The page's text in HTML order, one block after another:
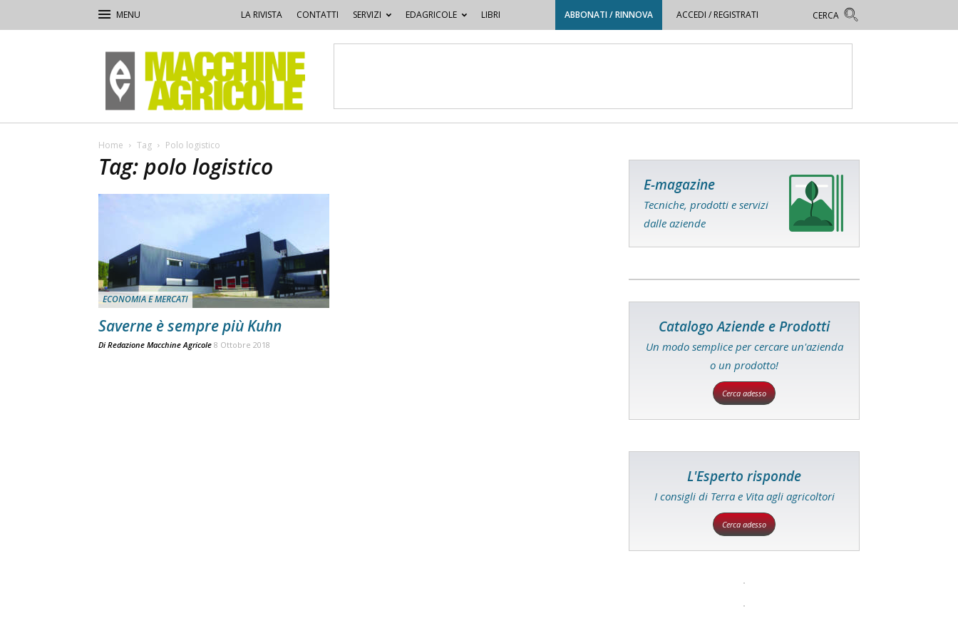
LA RIVISTA CONTATTI SERVIZI EDAGRICOLE LIBRI ABBONATI / RINNOVA ACCEDI / REGISTRATI
Macchine
Agricole
Home Tag Polo logistico
Tag: polo logistico
ECONOMIA E MERCATI
Saverne è sempre più Kuhn
Di Redazione Macchine Agricole 8 Ottobre 2018
E-magazine
Tecniche, prodotti e servizi
dalle aziende
Catalogo Aziende e Prodotti
Un modo semplice per cercare un'azienda
o un prodotto!
Cerca adesso
L'Esperto risponde
I consigli di Terra e Vita agli agricoltori
Cerca adesso